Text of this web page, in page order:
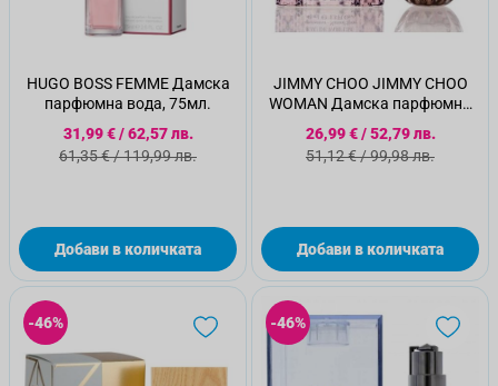
HUGO BOSS FEMME Дамска
парфюмна вода, 75мл.
Специална цена
31,99 €/62,57 лв.
Стандартна цена
61,35 €/119,99 лв.
Добави в количката
JIMMY CHOO JIMMY CHOO
WOMAN Дамска парфюмна
Специална цена
26,99 €/52,79 лв.
Стандартна цена
51,12 €/99,98 лв.
Добави в количката
-46% -46%